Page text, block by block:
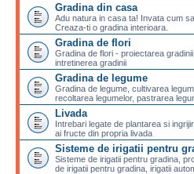
Gradina din casa
Adu natura in casa ta! Invata cum
Creaza-ti o gradina interioara.
Gradina de flori
Gradina de flori - proiectarea
intretinerea gradinii
Gradina de legume
Gradina de legume, cultivarea
recoltarea legumelor, pastrarea
Livada
Intrebari legate de plantarea si
ai fructe din propria livada
Sisteme de irigatii pentru
Sisteme de irigatii pentru gradina,
de irigatii pentru gradina, irigatii